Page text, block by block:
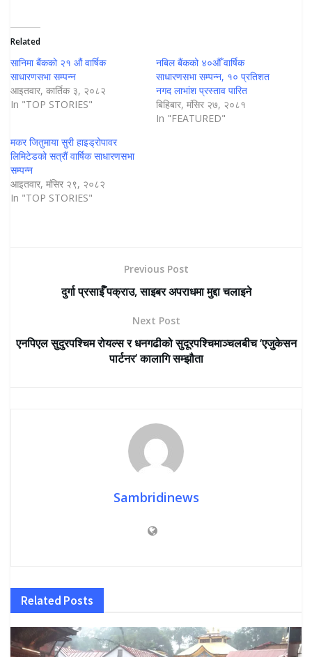
Related
सानिमा बैंकको २१ औं वार्षिक
साधारणसभा सम्पन्न
आइतवार, कार्तिक ३, २०८२
In "TOP STORIES"
नबिल बैंकको ४०औँ वार्षिक
साधारणसभा सम्पन्न, १० प्रतिशत
नगद लाभांश प्रस्ताव पारित
बिहिबार, मंसिर २७, २०८१
In "FEATURED"
मकर जितुमाया सुरी हाइड्रोपावर
लिमिटेडको सत्रौं वार्षिक साधारणसभा
सम्पन्न
आइतवार, मंसिर २९, २०८२
In "TOP STORIES"
Previous Post
दुर्गा प्रसाईँ पक्राउ, साइबर अपराधमा मुद्दा चलाइने
Next Post
एनपिएल सुदुरपश्चिम रोयल्स र धनगढीको सुदूरपश्चिमाञ्चलबीच ‘एजुकेसन
पार्टनर’ कालागि सम्झौता
Sambridinews
Related Posts